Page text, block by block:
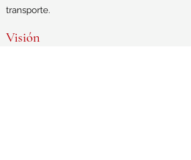
transporte.
Visión